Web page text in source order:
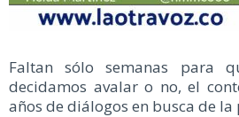
Faltan sólo semanas para
decidamos avalar o no, el
años de diálogos en busca de la